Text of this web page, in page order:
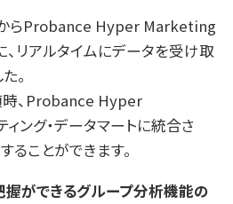
らProbance Hyper Marketing
リアルタイムにデータを受け取
。
時、Probance Hyper
ング・データマートに統合さ
ることができます。
握ができるグループ分析機能の